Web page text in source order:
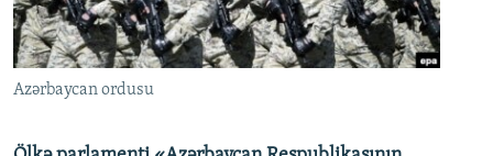
KARIKATURA
İSLAM VƏ DEMOKRATIYA
PEŞƏ ETIKASI VƏ JURNALISTIKA STANDARTLARIMIZ
BIZI IZLƏ
Azərbaycan ordusu